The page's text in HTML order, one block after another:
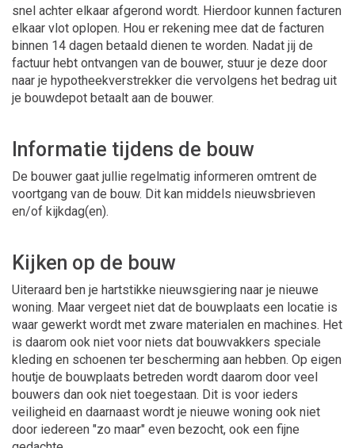
snel achter elkaar afgerond wordt. Hierdoor kunnen facturen
elkaar vlot oplopen. Hou er rekening mee dat de facturen
binnen 14 dagen betaald dienen te worden. Nadat jij de
factuur hebt ontvangen van de bouwer, stuur je deze door
naar je hypotheekverstrekker die vervolgens het bedrag uit
je bouwdepot betaalt aan de bouwer.
Informatie tijdens de bouw
De bouwer gaat jullie regelmatig informeren omtrent de
voortgang van de bouw. Dit kan middels nieuwsbrieven
en/of kijkdag(en).
Kijken op de bouw
Uiteraard ben je hartstikke nieuwsgiering naar je nieuwe
woning. Maar vergeet niet dat de bouwplaats een locatie is
waar gewerkt wordt met zware materialen en machines. Het
is daarom ook niet voor niets dat bouwvakkers speciale
kleding en schoenen ter bescherming aan hebben. Op eigen
houtje de bouwplaats betreden wordt daarom door veel
bouwers dan ook niet toegestaan. Dit is voor ieders
veiligheid en daarnaast wordt je nieuwe woning ook niet
door iedereen "zo maar" even bezocht, ook een fijne